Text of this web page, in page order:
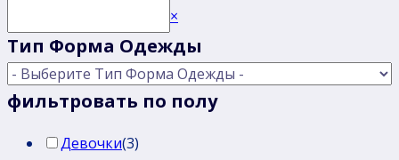
×
Тип Форма Одежды
фильтровать по полу
Девочки(3)